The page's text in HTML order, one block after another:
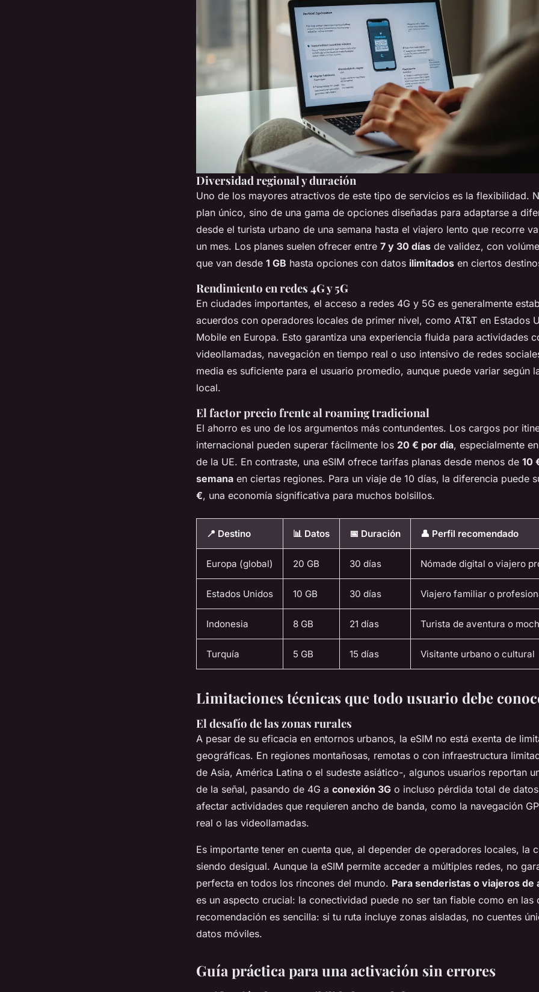
Diversidad regional y duración
Uno de los mayores atractivos de este tipo de servicios es la flexibilidad.
plan único, sino de una gama de opciones diseñadas para adaptarse a
desde el turista urbano de una semana hasta el viajero lento que recorre
un mes. Los planes suelen ofrecer entre 7 y 30 días de validez, con
que van desde 1 GB hasta opciones con datos ilimitados en ciertos
Rendimiento en redes 4G y 5G
En ciudades importantes, el acceso a redes 4G y 5G es generalmente
acuerdos con operadores locales de primer nivel, como AT&T en Estados
Mobile en Europa. Esto garantiza una experiencia fluida para actividades
videollamadas, navegación en tiempo real o uso intensivo de redes
media es suficiente para el usuario promedio, aunque puede variar según
local.
El factor precio frente al roaming tradicional
El ahorro es uno de los argumentos más contundentes. Los cargos por
internacional pueden superar fácilmente los 20 € por día, especialmente
de la UE. En contraste, una eSIM ofrece tarifas planas desde menos de 10
semana en ciertas regiones. Para un viaje de 10 días, la diferencia puede
€, una economía significativa para muchos bolsillos.
📍 Destino 📊 Datos 📅 Duración 👤 Perfil recomendado
Europa (global) 20 GB 30 días Nómade digital o viajero
Estados Unidos 10 GB 30 días Viajero familiar o
Indonesia 8 GB 21 días Turista de aventura o
Turquía 5 GB 15 días Visitante urbano o cultural
Limitaciones técnicas que todo usuario debe
El desafío de las zonas rurales
A pesar de su eficacia en entornos urbanos, la eSIM no está exenta de
geográficas. En regiones montañosas, remotas o con infraestructura
de Asia, América Latina o el sudeste asiático-, algunos usuarios reportan
de la señal, pasando de 4G a conexión 3G o incluso pérdida total de
afectar actividades que requieren ancho de banda, como la navegación
real o las videollamadas.
Es importante tener en cuenta que, al depender de operadores locales, la
siendo desigual. Aunque la eSIM permite acceder a múltiples redes, no
perfecta en todos los rincones del mundo. Para senderistas o viajeros de
es un aspecto crucial: la conectividad puede no ser tan fiable como en las
recomendación es sencilla: si tu ruta incluye zonas aisladas, no cuentes
datos móviles.
Guía práctica para una activación sin errores